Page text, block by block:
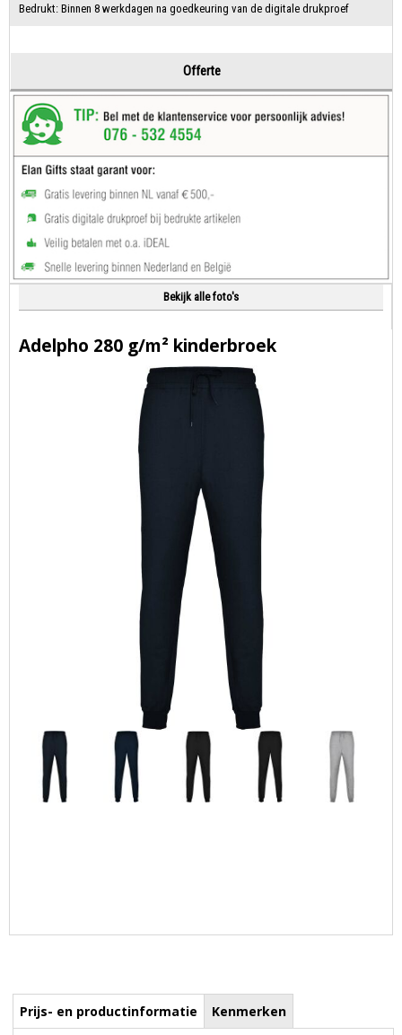
Bedrukt: Binnen 8 werkdagen na goedkeuring van de digitale drukproef
Offerte
Bekijk alle foto's
Adelpho 280 g/m² kinderbroek
Prijs- en productinformatie Kenmerken